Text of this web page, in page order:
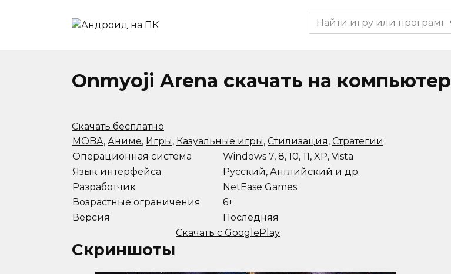
Search
for:
Onmyoji Arena скачать на компьютер
Скачать бесплатно
MOBA, Аниме, Игры, Казуальные игры, Стилизация, Стратегии
Операционная система
Windows 7, 8, 10, 11, XP, Vista
Язык интерфейса
Русский, Английский и др.
Разработчик
NetEase Games
Возрастные ограничения
6+
Версия
Последняя
Скачать с GooglePlay
Скриншоты